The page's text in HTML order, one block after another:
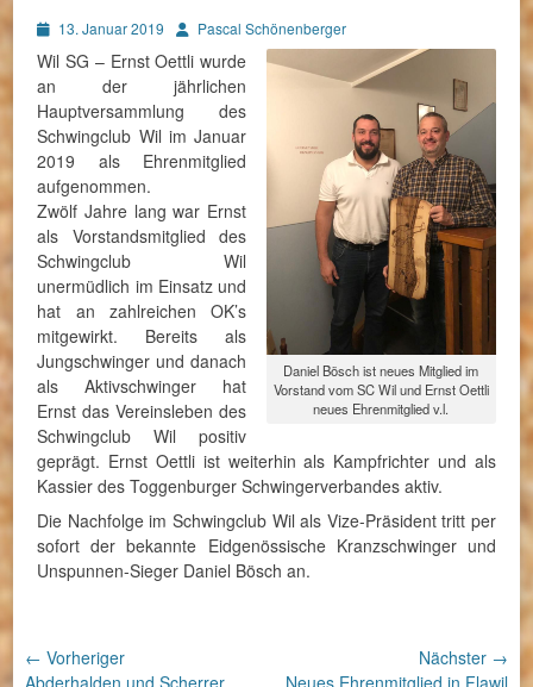
Posted13. Januar 2019 AutorPascal Schönenberger
Daniel Bösch ist neues Mitglied im
Vorstand vom SC Wil und Ernst Oettli
neues Ehrenmitglied v.l.
Wil SG – Ernst Oettli wurde
an der jährlichen
Hauptversammlung des
Schwingclub Wil im Januar
2019 als Ehrenmitglied
aufgenommen.
Zwölf Jahre lang war Ernst
als Vorstandsmitglied des
Schwingclub Wil
unermüdlich im Einsatz und
hat an zahlreichen OK’s
mitgewirkt. Bereits als
Jungschwinger und danach
als Aktivschwinger hat
Ernst das Vereinsleben des
Schwingclub Wil positiv
geprägt. Ernst Oettli ist weiterhin als Kampfrichter und als
Kassier des Toggenburger Schwingerverbandes aktiv.
Die Nachfolge im Schwingclub Wil als Vize-Präsident tritt per
sofort der bekannte Eidgenössische Kranzschwinger und
Unspunnen-Sieger Daniel Bösch an.
Beitragsnavigation
← Vorheriger
Vorheriger
Nächster →
Nächster